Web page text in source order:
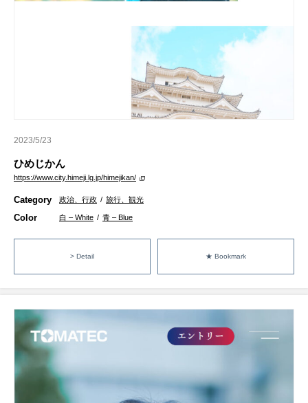
2023/5/23
ひめじかん
https://www.city.himeji.lg.jp/himejikan/
Category 政治、行政 / 旅行、観光
Color 白 – White / 青 – Blue
> Detail ★ Bookmark